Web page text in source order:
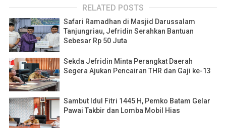
RELATED POSTS
Safari Ramadhan di Masjid Darussalam
Tanjungriau, Jefridin Serahkan Bantuan
Sebesar Rp 50 Juta
Sekda Jefridin Minta Perangkat Daerah
Segera Ajukan Pencairan THR dan Gaji ke-13
Sambut Idul Fitri 1445 H, Pemko Batam Gelar
Pawai Takbir dan Lomba Mobil Hias